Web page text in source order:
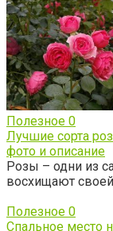
Полезное 0
Лучшие сорта
фото и описание
Розы – одни из
восхищают
Полезное 0
Спальное место